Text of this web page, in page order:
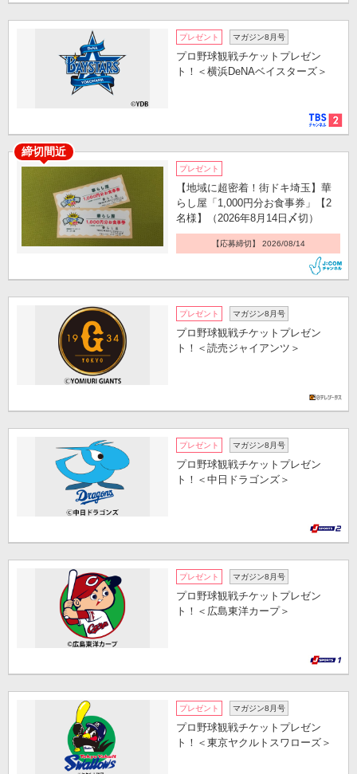
プレゼント マガジン8月号
プロ野球観戦チケットプレゼン
ト！＜横浜DeNAベイスターズ＞
締切間近
プレゼント
【地域に超密着！街ドキ埼玉】華
らし屋「1,000円分お食事券」【2
名様】（2026年8月14日〆切）
【応募締切】 2026/08/14
プレゼント マガジン8月号
プロ野球観戦チケットプレゼン
ト！＜読売ジャイアンツ＞
プレゼント マガジン8月号
プロ野球観戦チケットプレゼン
ト！＜中日ドラゴンズ＞
プレゼント マガジン8月号
プロ野球観戦チケットプレゼン
ト！＜広島東洋カープ＞
プレゼント マガジン8月号
プロ野球観戦チケットプレゼン
ト！＜東京ヤクルトスワローズ＞